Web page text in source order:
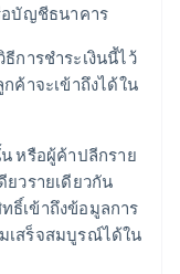
อบัญชีธนาคาร
การชำระเงินนี้ไว้
ค้าจะเข้าถึงได้ใน
หรือผู้ค้าปลีกราย
ยวรายเดียวกัน
ธิ์เข้าถึงข้อมูลการ
เสร็จสมบูรณ์ได้ใน